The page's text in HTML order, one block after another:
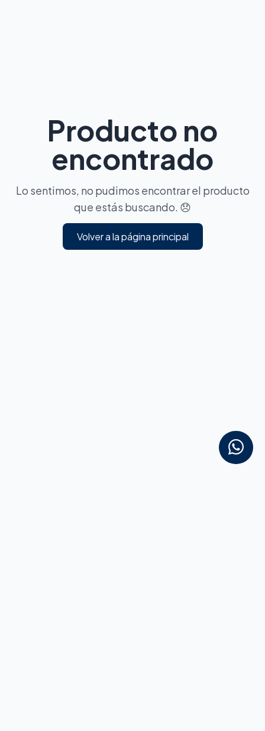
Producto no
encontrado
Lo sentimos, no pudimos encontrar el producto
que estás buscando. 😞
Volver a la página principal